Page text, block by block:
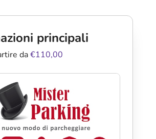
principali
da€110,00